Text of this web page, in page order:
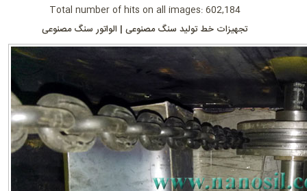
Total number of hits on all images: 602,184
تجهیزات خط تولید سنگ مصنوعی | الواتور سنگ مصنوعی